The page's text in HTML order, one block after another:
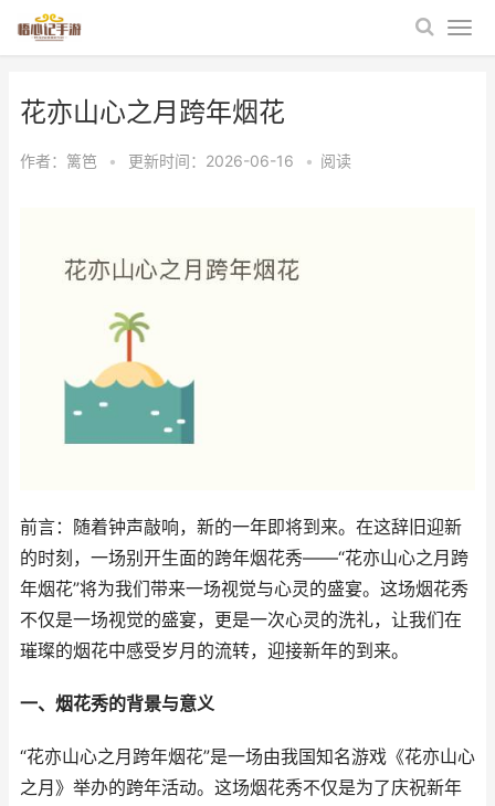
花亦山心之月跨年烟花
作者： 篱笆 • 更新时间：2026-06-16 • 阅读
前言：随着钟声敲响，新的一年即将到来。在这辞旧迎新
的时刻，一场别开生面的跨年烟花秀——“花亦山心之月跨
年烟花”将为我们带来一场视觉与心灵的盛宴。这场烟花秀
不仅是一场视觉的盛宴，更是一次心灵的洗礼，让我们在
璀璨的烟花中感受岁月的流转，迎接新年的到来。
一、烟花秀的背景与意义
“花亦山心之月跨年烟花”是一场由我国知名游戏《花亦山心
之月》举办的跨年活动。这场烟花秀不仅是为了庆祝新年